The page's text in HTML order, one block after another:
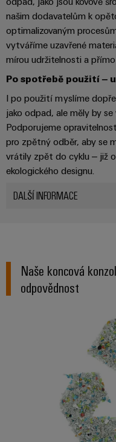
Řešení
pro
specifické
požadavky
na
infrastrukturu
budov
Výroba
rozvaděčů
Řešení
výzev
týkajících
se
stavby
moderních
energetických
sítí
komplexních
řešení
pro
procesní
průmysl
pracoviště
software
Weidmüller
Configurator
Systémy
a
řešení
automatizace
SOFTWARE
Internet
Automatizace
analýza
Průmyslová
automatizace
Elektronika
Reléové
moduly
a polovodičová
relé
Izolační
zesilovače
a
měřicí
převodníky
pro
elektroniku
Sdružovací
skříně
PV
Technická
podpora
Shoda
produktu
s
prostředím
PSIRT
Technické
údaje
Technický
a náhradní
díly
semináře
Možnosti
digitálního
objednávání
Novinky
společnosti
partneři
Distribuce
Partnerská
síť
pro
internet
Najděte
si
automatizační
oblasti
Internetu
věcí
Distribuce
Distribution
PRO
Velkoobchody
našim dodavatelům k
optimalizovaným
vytváříme uzavřené
mírou udržitelnosti a
Po spotřebě použití –
I po použití myslíme
jako odpad, ale měly by
Podporujeme
pro zpětný odběr, aby se
vrátily zpět do cyklu – již
ekologického designu.
DALŠÍ INFORMACE
Naše koncová
odpovědnost